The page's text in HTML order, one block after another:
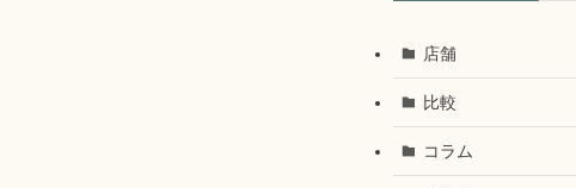
店舗
比較
コラム